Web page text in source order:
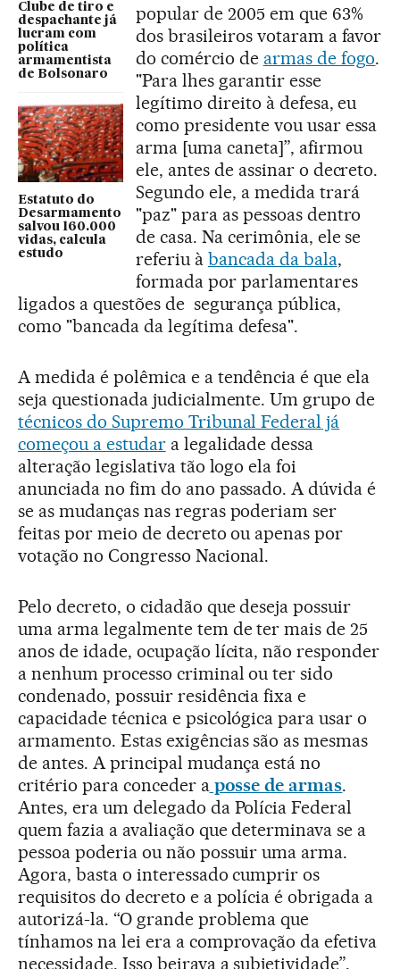
Clube de tiro e
despachante já
lucram com
política
armamentista
de Bolsonaro
Estatuto do
Desarmamento
salvou 160.000
vidas, calcula
estudo
popular de 2005 em que 63%
dos brasileiros votaram a favor
do comércio de armas de fogo.
"Para lhes garantir esse
legítimo direito à defesa, eu
como presidente vou usar essa
arma [uma caneta]”, afirmou
ele, antes de assinar o decreto.
Segundo ele, a medida trará
"paz" para as pessoas dentro
de casa. Na cerimônia, ele se
referiu à bancada da bala,
formada por parlamentares
ligados a questões de segurança pública,
como "bancada da legítima defesa".
A medida é polêmica e a tendência é que ela
seja questionada judicialmente. Um grupo de
técnicos do Supremo Tribunal Federal já
começou a estudara legalidade dessa
alteração legislativa tão logo ela foi
anunciada no fim do ano passado. A dúvida é
se as mudanças nas regras poderiam ser
feitas por meio de decreto ou apenas por
votação no Congresso Nacional.
Pelo decreto, o cidadão que deseja possuir
uma arma legalmente tem de ter mais de 25
anos de idade, ocupação lícita, não responder
a nenhum processo criminal ou ter sido
condenado, possuir residência fixa e
capacidade técnica e psicológica para usar o
armamento. Estas exigências são as mesmas
de antes. A principal mudança está no
critério para conceder aposse de armas.
Antes, era um delegado da Polícia Federal
quem fazia a avaliação que determinava se a
pessoa poderia ou não possuir uma arma.
Agora, basta o interessado cumprir os
requisitos do decreto e a polícia é obrigada a
autorizá-la. “O grande problema que
tínhamos na lei era a comprovação da efetiva
necessidade. Isso beirava a subjetividade”,